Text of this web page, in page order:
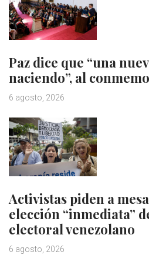
Paz dice que “una
naciendo”, al
6 agosto, 2026
Activistas piden a
elección “inmediata”
electoral venezolano
6 agosto, 2026